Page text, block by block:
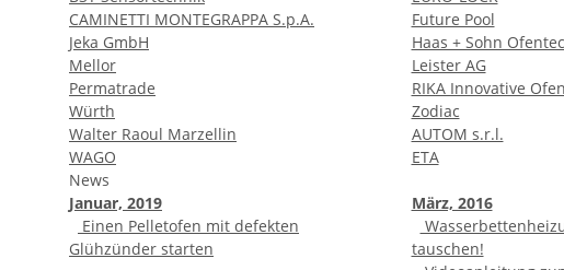
CAMINETTI MONTEGRAPPA S.p.A.
Future Pool
Jeka GmbH
Haas + Sohn
Mellor
Leister AG
Permatrade
RIKA Innovative
Würth
Zodiac
Walter Raoul Marzellin
AUTOM s.r.l.
WAGO
ETA
News
Januar, 2019
Einen Pelletofen mit defekten
Glühzünder starten
März, 2016
tauschen!